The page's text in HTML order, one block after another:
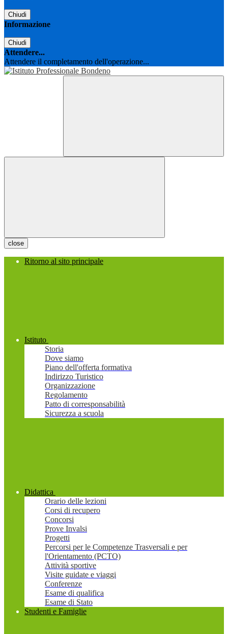
Chiudi
Informazione
Chiudi
Attendere...
Attendere il completamento dell'operazione...
close
Ritorno al sito principale
Istituto
Storia
Dove siamo
Piano dell'offerta formativa
Indirizzo Turistico
Organizzazione
Regolamento
Patto di corresponsabilità
Sicurezza a scuola
Didattica
Orario delle lezioni
Corsi di recupero
Concorsi
Prove Invalsi
Progetti
Percorsi per le Competenze Trasversali e per
l'Orientamento (PCTO)
Attività sportive
Visite guidate e viaggi
Conferenze
Esame di qualifica
Esame di Stato
Studenti e Famiglie